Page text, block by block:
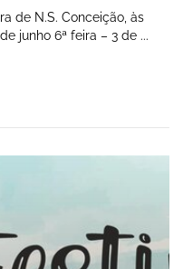
de N.S. Conceição, às
junho 6ª feira – 3 de ...